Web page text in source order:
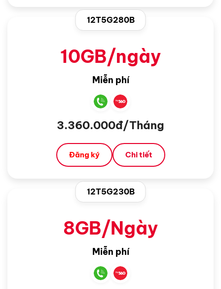
12T5G280B
10GB/ngày
Miễn phí
3.360.000đ/Tháng
Đăng ký Chi tiết
12T5G230B
8GB/Ngày
Miễn phí